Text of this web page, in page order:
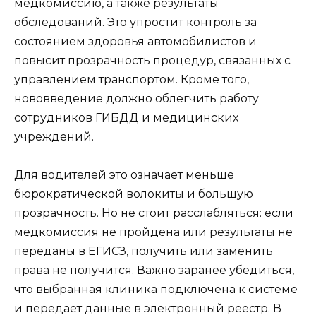
медкомиссию, а также результаты
обследований. Это упростит контроль за
состоянием здоровья автомобилистов и
повысит прозрачность процедур, связанных с
управлением транспортом. Кроме того,
нововведение должно облегчить работу
сотрудников ГИБДД и медицинских
учреждений.
Для водителей это означает меньше
бюрократической волокиты и большую
прозрачность. Но не стоит расслабляться: если
медкомиссия не пройдена или результаты не
переданы в ЕГИСЗ, получить или заменить
права не получится. Важно заранее убедиться,
что выбранная клиника подключена к системе
и передает данные в электронный реестр. В